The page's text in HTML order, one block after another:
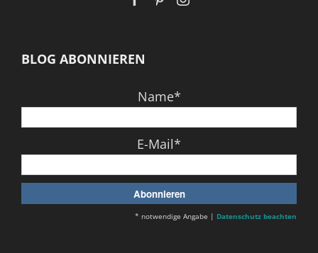
BLOG ABONNIEREN
Name*
E-Mail*
* notwendige Angabe | Datenschutz beachten